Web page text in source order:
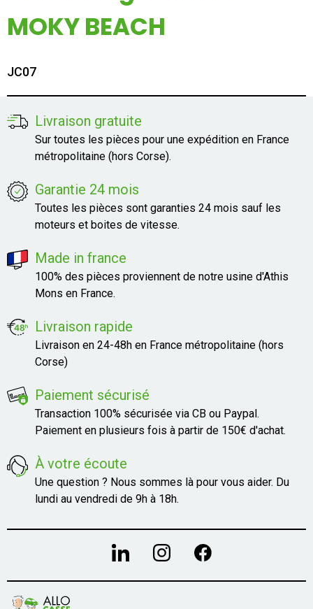
MOKY BEACH
JC07
Livraison gratuite
Sur toutes les pièces pour une expédition en France
métropolitaine (hors Corse).
Garantie 24 mois
Toutes les pièces sont garanties 24 mois sauf les
moteurs et boites de vitesse.
Made in france
100% des pièces proviennent de notre usine d'Athis
Mons en France.
Livraison rapide
Livraison en 24-48h en France métropolitaine (hors
Corse)
Paiement sécurisé
Transaction 100% sécurisée via CB ou Paypal.
Paiement en plusieurs fois à partir de 150€ d'achat.
À votre écoute
Une question ? Nous sommes là pour vous aider. Du
lundi au vendredi de 9h à 18h.